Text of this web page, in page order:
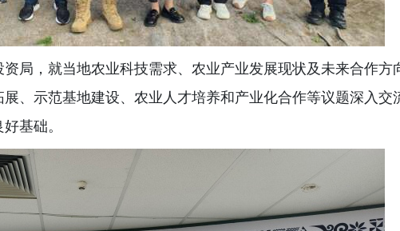
局，就当地农业科技需求、农业产业发展现状及未来合作方
、示范基地建设、农业人才培养和产业化合作等议题深入交
基础。